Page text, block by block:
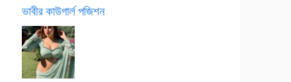
ভাবীর কাউগার্ল পজিশন